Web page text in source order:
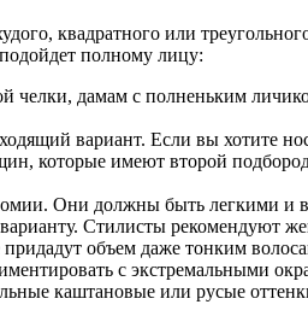
квадратного или
полному лицу:
челки, дамам с полненьким
вариант. Если вы хотите
которые имеют второй
Они должны быть легкими и
Стилисты рекомендуют
придадут объем даже тонким
с экстремальными
каштановые или русые